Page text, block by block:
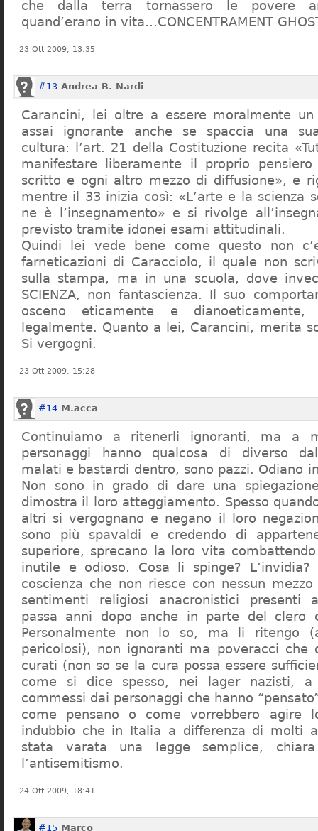
che dalla terra tornassero le povere
quand’erano in vita…CONCENTRAMENT
23 Ott 2009, 13:35
#13 Andrea B. Nardi
Carancini, lei oltre a essere moralmente
assai ignorante anche se spaccia una
cultura: l’art. 21 della Costituzione recita
manifestare liberamente il proprio
scritto e ogni altro mezzo di diffusione», e
mentre il 33 inizia così: «L’arte e la scienza
ne è l’insegnamento» e si rivolge
previsto tramite idonei esami attitudinali.
Quindi lei vede bene come questo non
farneticazioni di Caracciolo, il quale non
sulla stampa, ma in una scuola, dove
SCIENZA, non fantascienza. Il suo
osceno eticamente e dianoeticamente,
legalmente. Quanto a lei, Carancini, merita
Si vergogni.
23 Ott 2009, 15:28
#14 M.acca
Continuiamo a ritenerli ignoranti, ma a
personaggi hanno qualcosa di diverso
malati e bastardi dentro, sono pazzi. Odiano
Non sono in grado di dare una
dimostra il loro atteggiamento. Spesso
altri si vergognano e negano il loro
sono più spavaldi e credendo di
superiore, sprecano la loro vita
inutile e odioso. Cosa li spinge?
coscienza che non riesce con nessun
sentimenti religiosi anacronistici presenti
passa anni dopo anche in parte del clero
Personalmente non lo so, ma li ritengo
pericolosi), non ignoranti ma poveracci che
curati (non so se la cura possa essere
come si dice spesso, nei lager nazisti,
commessi dai personaggi che hanno
come pensano o come vorrebbero agire
indubbio che in Italia a differenza di molti
stata varata una legge semplice,
l’antisemitismo.
24 Ott 2009, 18:41
#15 Marco